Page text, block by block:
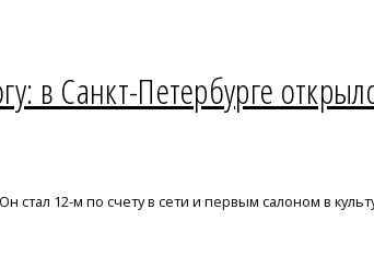
в Санкт-Петербурге
12-м по счету в сети и первым салоном в